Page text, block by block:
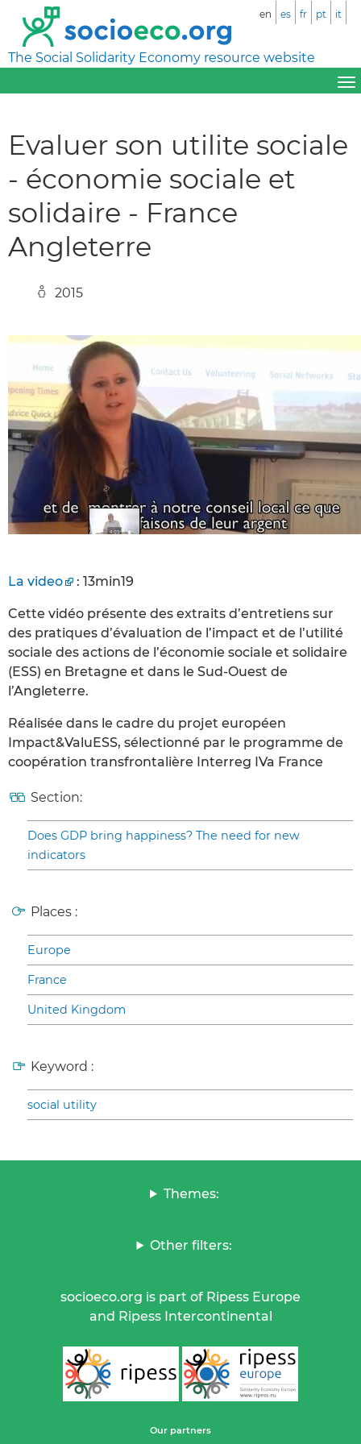
The Social Solidarity Economy resource website
en es fr pt it
Evaluer son utilite sociale
- économie sociale et
solidaire - France
Angleterre
2015
La video : 13min19
Cette vidéo présente des extraits d’entretiens sur
des pratiques d’évaluation de l’impact et de l’utilité
sociale des actions de l’économie sociale et solidaire
(ESS) en Bretagne et dans le Sud-Ouest de
l’Angleterre.
Réalisée dans le cadre du projet européen
Impact&ValuESS, sélectionné par le programme de
coopération transfrontalière Interreg IVa France
Section:
Does GDP bring happiness? The need for new
indicators
Places :
Europe
France
United Kingdom
Keyword :
social utility
Themes:
Other filters:
socioeco.org is part of Ripess Europe
and Ripess Intercontinental
Our partners